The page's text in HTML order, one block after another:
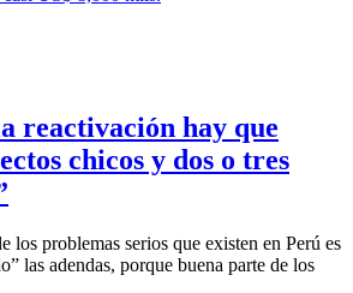
reactivación hay que
chicos y dos o tres
problemas serios que existen en Perú es
las adendas, porque buena parte de los